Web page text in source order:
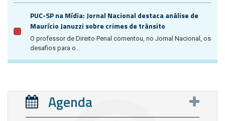
PUC-SP na Mídia: Jornal Nacional destaca análise de
Maurício Januzzi sobre crimes de trânsito
O professor de Direito Penal comentou, no Jornal Nacional, os
desafios para o...
Agenda